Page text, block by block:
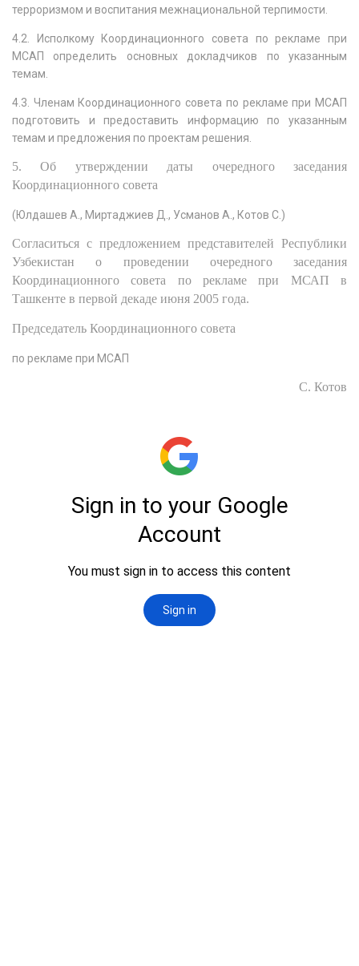
терроризмом и воспитания межнациональной терпимости.
4.2. Исполкому Координационного совета по рекламе при
МСАП определить основных докладчиков по указанным
темам.
4.3. Членам Координационного совета по рекламе при МСАП
подготовить и предоставить информацию по указанным
темам и предложения по проектам решения.
5. Об утверждении даты очередного заседания
Координационного совета
(Юлдашев А., Миртаджиев Д., Усманов А., Котов С.)
Согласиться с предложением представителей Республики
Узбекистан о проведении очередного заседания
Координационного совета по рекламе при МСАП в
Ташкенте в первой декаде июня 2005 года.
Председатель Координационного совета
по рекламе при МСАП
С. Котов